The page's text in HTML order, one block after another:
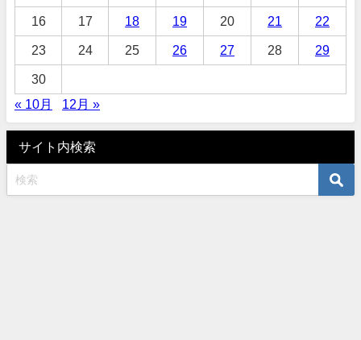
16 17 18 19 20 21 22
23 24 25 26 27 28 29
30
« 10月
12月 »
サイト内検索